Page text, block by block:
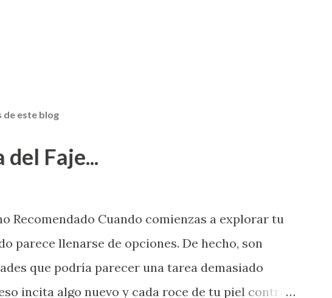
de este blog
del Faje...
Recomendado Cuando comienzas a explorar tu
parece llenarse de opciones. De hecho, son
que podría parecer una tarea demasiado
incita algo nuevo y cada roce de tu piel contra